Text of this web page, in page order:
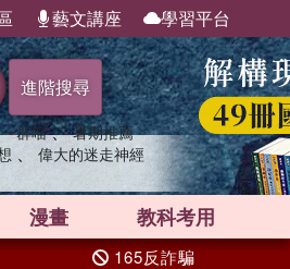
藝文講座 學習平台
進階搜尋
群喵 、 暑期推薦
、 偉大的迷走神經
漫畫 教科考用
165反詐騙